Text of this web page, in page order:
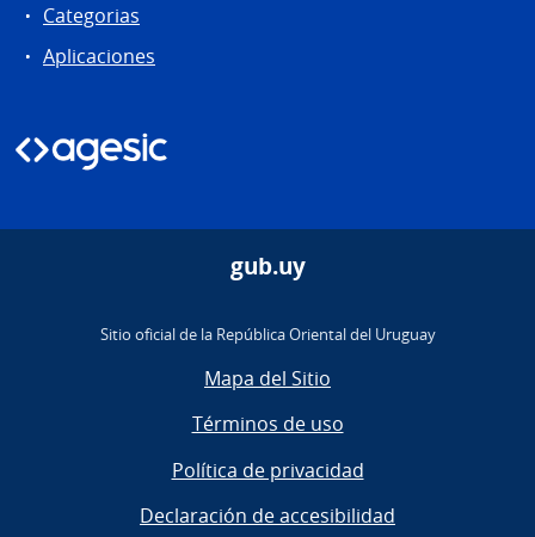
Categorias
Aplicaciones
gub.uy
Sitio oficial de la República Oriental del Uruguay
Mapa del Sitio
Términos de uso
Política de privacidad
Declaración de accesibilidad